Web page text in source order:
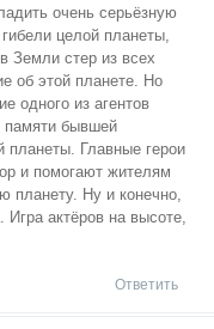
очень серьёзную
целой планеты,
Земли стер из всех
об этой планете. Но
одного из агентов
памяти бывшей
планеты. Главные герои
и помогают жителям
планету. Ну и конечно,
Игра актёров на высоте,
Ответить